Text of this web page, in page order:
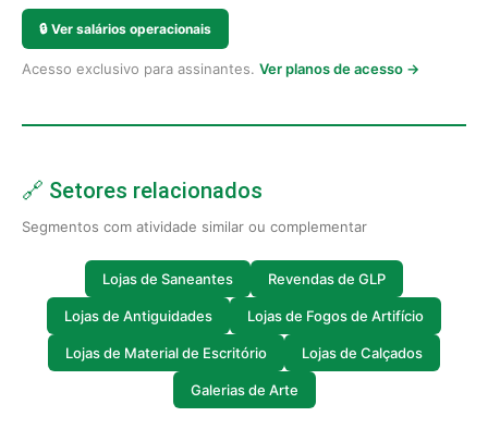
🔒 Ver salários operacionais
Acesso exclusivo para assinantes. Ver planos de acesso →
🔗 Setores relacionados
Segmentos com atividade similar ou complementar
Lojas de Saneantes Revendas de GLP
Lojas de Antiguidades Lojas de Fogos de Artifício
Lojas de Material de Escritório Lojas de Calçados
Galerias de Arte